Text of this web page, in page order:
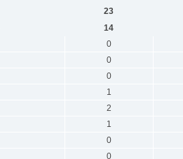
23
14
0
0
0
1
2
1
0
0